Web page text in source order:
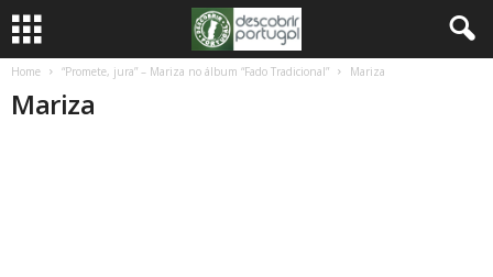
Home “Promete, jura” – Mariza no álbum “Fado Tradicional” Mariza
Mariza